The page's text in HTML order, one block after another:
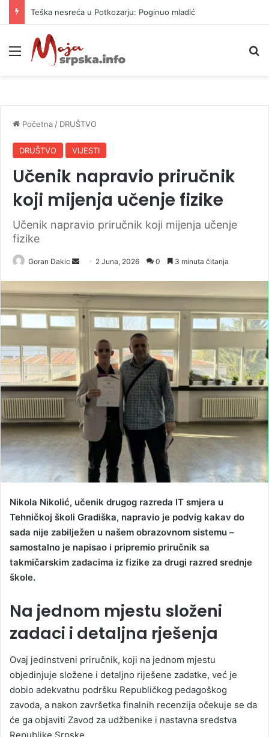
Vrućine ne prestaju: Danas i do 38 stepeni
Meni
Početna / DRUŠTVO
DRUŠTVO VIJESTI
Učenik napravio priručnik
koji mijenja učenje fizike
Učenik napravio priručnik koji mijenja učenje
fizike
Goran Dakic
n
d
a
n
m
a
i
l
2 Juna, 2026 0 3 minuta čitanja
Nikola Nikolić, učenik drugog razreda IT smjera u
Tehničkoj školi Gradiška, napravio je podvig kakav do
sada nije zabilježen u našem obrazovnom sistemu –
samostalno je napisao i pripremio priručnik sa
takmičarskim zadacima iz fizike za drugi razred srednje
škole.
Na jednom mjestu složeni
zadaci i detaljna rješenja
Ovaj jedinstveni priručnik, koji na jednom mjestu
objedinjuje složene i detaljno riješene zadatke, već je
dobio adekvatnu podršku Republičkog pedagoškog
zavoda, a nakon završetka finalnih recenzija očekuje se da
će ga objaviti Zavod za udžbenike i nastavna sredstva